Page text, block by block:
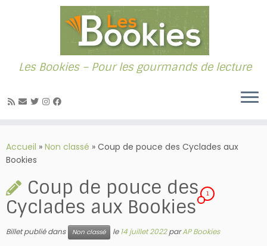
au
contenu
Les Bookies – Pour les gourmands de lecture
Accueil » Non classé » Coup de pouce des Cyclades aux
Bookies
Coup de pouce des
Cyclades aux Bookies
1
Billet publié dans Non classé le14 juillet 2022parAP Bookies